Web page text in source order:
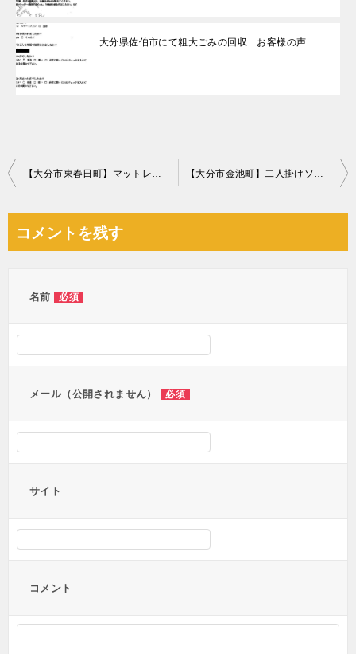
大分県佐伯市にて粗大ごみの回収 お客様の声
投
ビ
【大分市東春日町】マットレス付きシングルベッドの回収・処分ご依頼 【大分市金池町】二人掛けソファーの回収・処分ご依頼 お客様の声
コメントを残す
名前 必須
メール（公開されません） 必須
サイト
コメント